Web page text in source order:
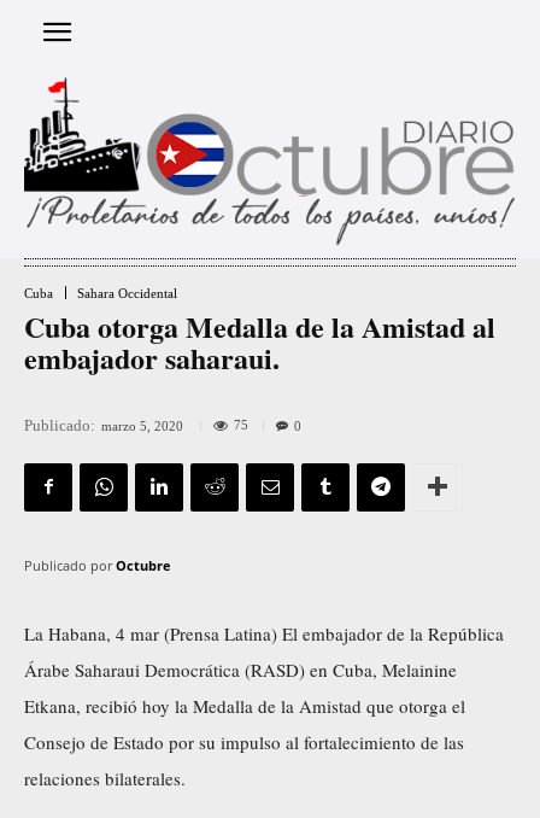
Cuba Sahara Occidental
Cuba otorga Medalla de la Amistad al
embajador saharaui.
Publicado: marzo 5, 2020 75 0
Publicado por Octubre
La Habana, 4 mar (Prensa Latina) El embajador de la República
Árabe Saharaui Democrática (RASD) en Cuba, Melainine
Etkana, recibió hoy la Medalla de la Amistad que otorga el
Consejo de Estado por su impulso al fortalecimiento de las
relaciones bilaterales.